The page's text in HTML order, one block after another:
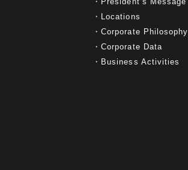
Locations
Corporate Philosophy
Corporate Data
Business Activities